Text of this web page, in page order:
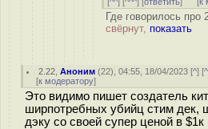
Где говорилось про
свёрнут, показать
2.22 ,Аноним (22), 04:55, 18/04/2023 [^] [
[к модератору]
Это видимо пишет создатель
ширпотребных убийц стим дек,
дэку со своей супер ценой в $1к